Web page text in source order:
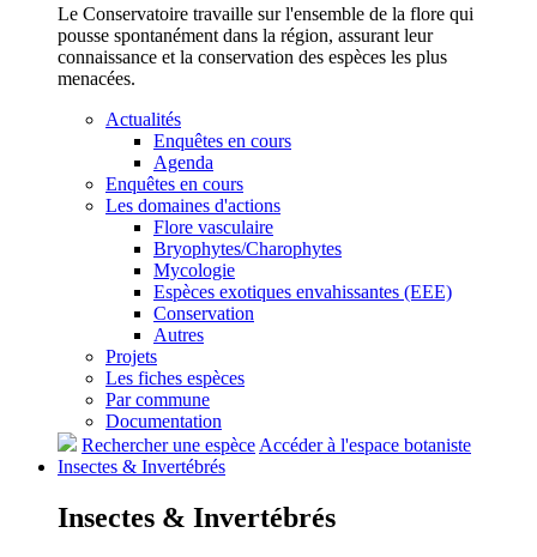
Le Conservatoire travaille sur l'ensemble de la flore qui
pousse spontanément dans la région, assurant leur
connaissance et la conservation des espèces les plus
menacées.
Actualités
Enquêtes en cours
Agenda
Enquêtes en cours
Les domaines d'actions
Flore vasculaire
Bryophytes/Charophytes
Mycologie
Espèces exotiques envahissantes (EEE)
Conservation
Autres
Projets
Les fiches espèces
Par commune
Documentation
Rechercher une espèceAccéder à l'espace botaniste
Insectes & Invertébrés
Insectes & Invertébrés